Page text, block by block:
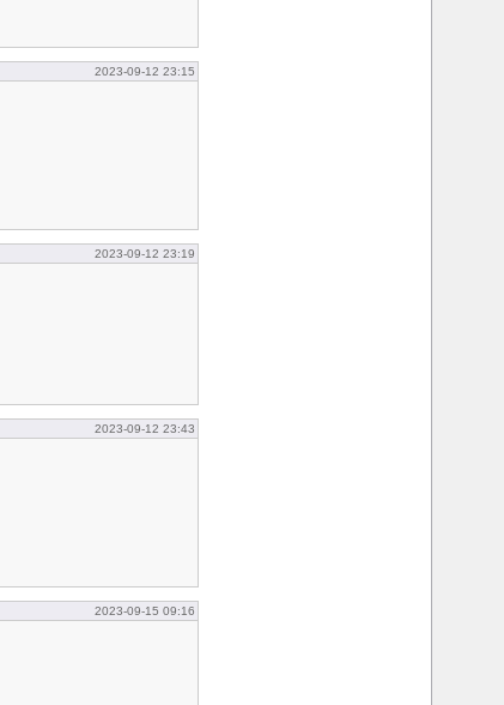
2023-09-12 23:15
2023-09-12 23:19
2023-09-12 23:43
2023-09-15 09:16